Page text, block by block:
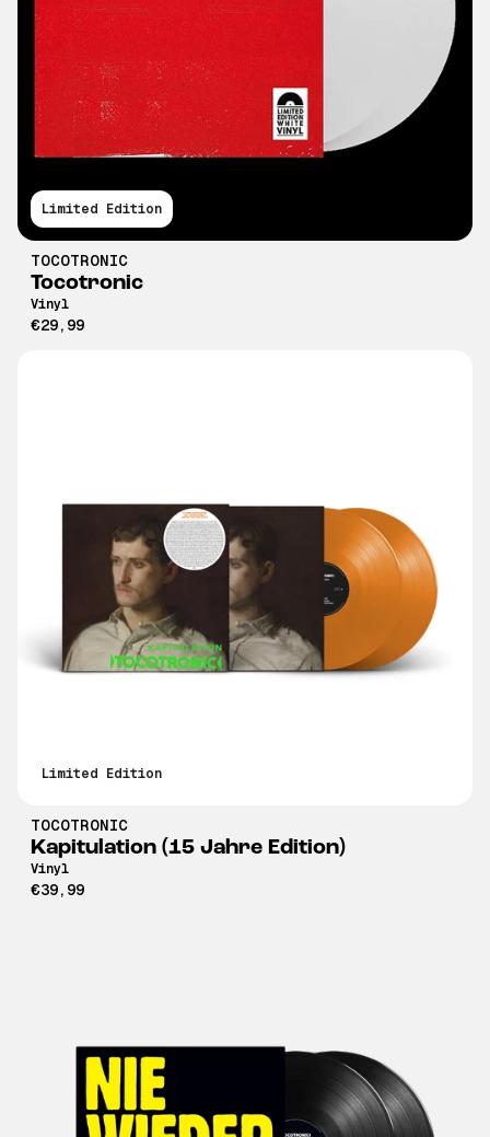
Limited Edition
TOCOTRONIC
Tocotronic
Vinyl
€29,99
Limited Edition
TOCOTRONIC
Kapitulation (15 Jahre Edition)
Vinyl
€39,99